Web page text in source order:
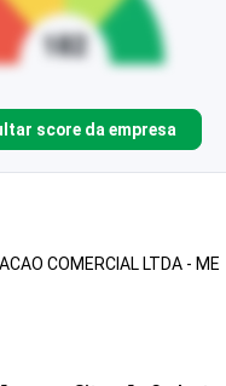
score da empresa
COMERCIAL LTDA - ME